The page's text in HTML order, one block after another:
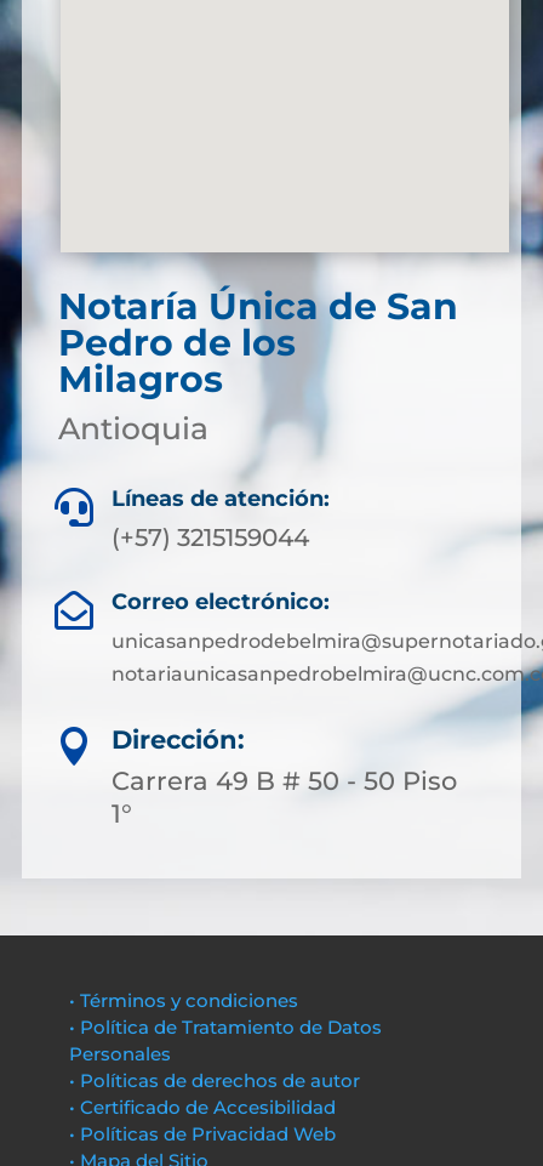
Notaría Única de San
Pedro de los
Milagros
Antioquia
 Líneas de atención:
(+57) 3215159044
 Correo electrónico:

Dirección:
Carrera 49 B # 50 - 50 Piso
1°
• Términos y condiciones
• Política de Tratamiento de Datos
Personales
• Políticas de derechos de autor
• Certificado de Accesibilidad
• Políticas de Privacidad Web
• Mapa del Sitio